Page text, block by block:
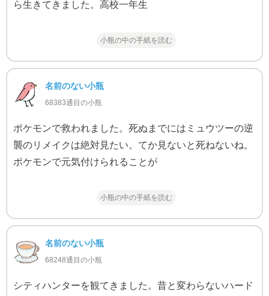
ら生きてきました。高校一年生
小瓶の中の手紙を読む
名前のない小瓶
68383通目の小瓶
ポケモンで救われました。死ぬまでにはミュウツーの逆
襲のリメイクは絶対見たい。てか見ないと死ねないね。
ポケモンで元気付けられることが
小瓶の中の手紙を読む
名前のない小瓶
68248通目の小瓶
シティハンターを観てきました。昔と変わらないハード